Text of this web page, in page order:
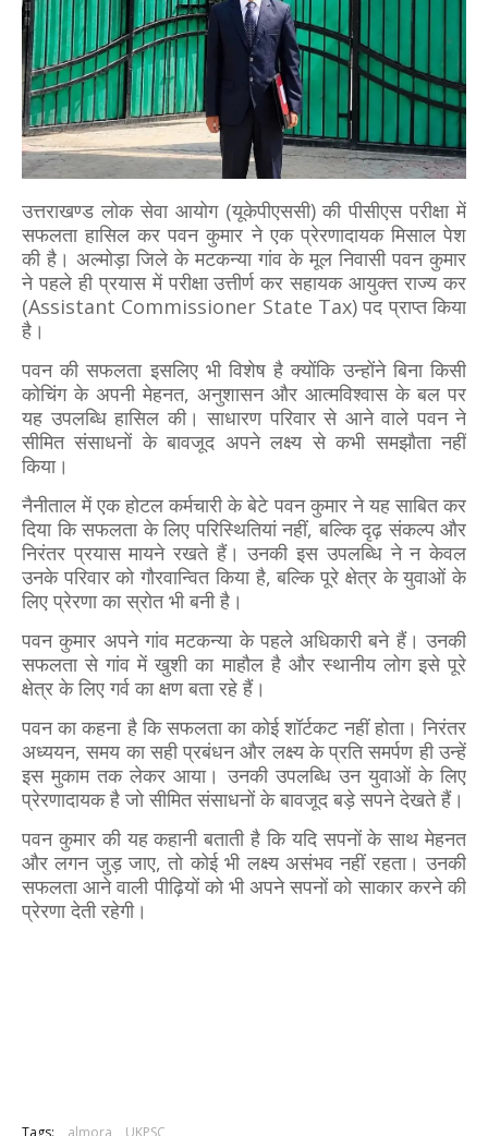
उत्तराखण्ड लोक सेवा आयोग (यूकेपीएससी) की पीसीएस परीक्षा में
सफलता हासिल कर पवन कुमार ने एक प्रेरणादायक मिसाल पेश
की है। अल्मोड़ा जिले के मटकन्या गांव के मूल निवासी पवन कुमार
ने पहले ही प्रयास में परीक्षा उत्तीर्ण कर सहायक आयुक्त राज्य कर
(Assistant Commissioner State Tax) पद प्राप्त किया
है।
पवन की सफलता इसलिए भी विशेष है क्योंकि उन्होंने बिना किसी
कोचिंग के अपनी मेहनत, अनुशासन और आत्मविश्वास के बल पर
यह उपलब्धि हासिल की। साधारण परिवार से आने वाले पवन ने
सीमित संसाधनों के बावजूद अपने लक्ष्य से कभी समझौता नहीं
किया।
नैनीताल में एक होटल कर्मचारी के बेटे पवन कुमार ने यह साबित कर
दिया कि सफलता के लिए परिस्थितियां नहीं, बल्कि दृढ़ संकल्प और
निरंतर प्रयास मायने रखते हैं। उनकी इस उपलब्धि ने न केवल
उनके परिवार को गौरवान्वित किया है, बल्कि पूरे क्षेत्र के युवाओं के
लिए प्रेरणा का स्रोत भी बनी है।
पवन कुमार अपने गांव मटकन्या के पहले अधिकारी बने हैं। उनकी
सफलता से गांव में खुशी का माहौल है और स्थानीय लोग इसे पूरे
क्षेत्र के लिए गर्व का क्षण बता रहे हैं।
पवन का कहना है कि सफलता का कोई शॉर्टकट नहीं होता। निरंतर
अध्ययन, समय का सही प्रबंधन और लक्ष्य के प्रति समर्पण ही उन्हें
इस मुकाम तक लेकर आया। उनकी उपलब्धि उन युवाओं के लिए
प्रेरणादायक है जो सीमित संसाधनों के बावजूद बड़े सपने देखते हैं।
पवन कुमार की यह कहानी बताती है कि यदि सपनों के साथ मेहनत
और लगन जुड़ जाए, तो कोई भी लक्ष्य असंभव नहीं रहता। उनकी
सफलता आने वाली पीढ़ियों को भी अपने सपनों को साकार करने की
प्रेरणा देती रहेगी।
Tags: almora UKPSC